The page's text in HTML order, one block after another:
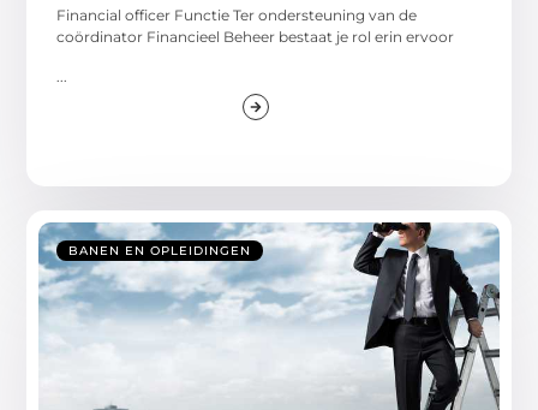
Financial officer Functie Ter ondersteuning van de
coördinator Financieel Beheer bestaat je rol erin ervoor
BANEN EN OPLEIDINGEN